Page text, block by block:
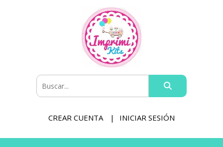
CREAR CUENTA INICIAR SESIÓN